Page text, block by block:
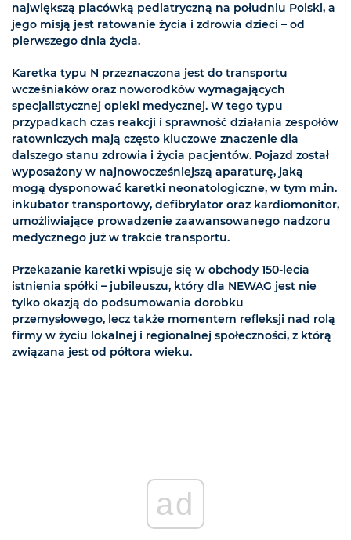
największą placówką pediatryczną na południu Polski, a
jego misją jest ratowanie życia i zdrowia dzieci – od
pierwszego dnia życia.
Karetka typu N przeznaczona jest do transportu
wcześniaków oraz noworodków wymagających
specjalistycznej opieki medycznej. W tego typu
przypadkach czas reakcji i sprawność działania zespołów
ratowniczych mają często kluczowe znaczenie dla
dalszego stanu zdrowia i życia pacjentów. Pojazd został
wyposażony w najnowocześniejszą aparaturę, jaką
mogą dysponować karetki neonatologiczne, w tym m.in.
inkubator transportowy, defibrylator oraz kardiomonitor,
umożliwiające prowadzenie zaawansowanego nadzoru
medycznego już w trakcie transportu.
Przekazanie karetki wpisuje się w obchody 150-lecia
istnienia spółki – jubileuszu, który dla NEWAG jest nie
tylko okazją do podsumowania dorobku
przemysłowego, lecz także momentem refleksji nad rolą
firmy w życiu lokalnej i regionalnej społeczności, z którą
związana jest od półtora wieku.
ad